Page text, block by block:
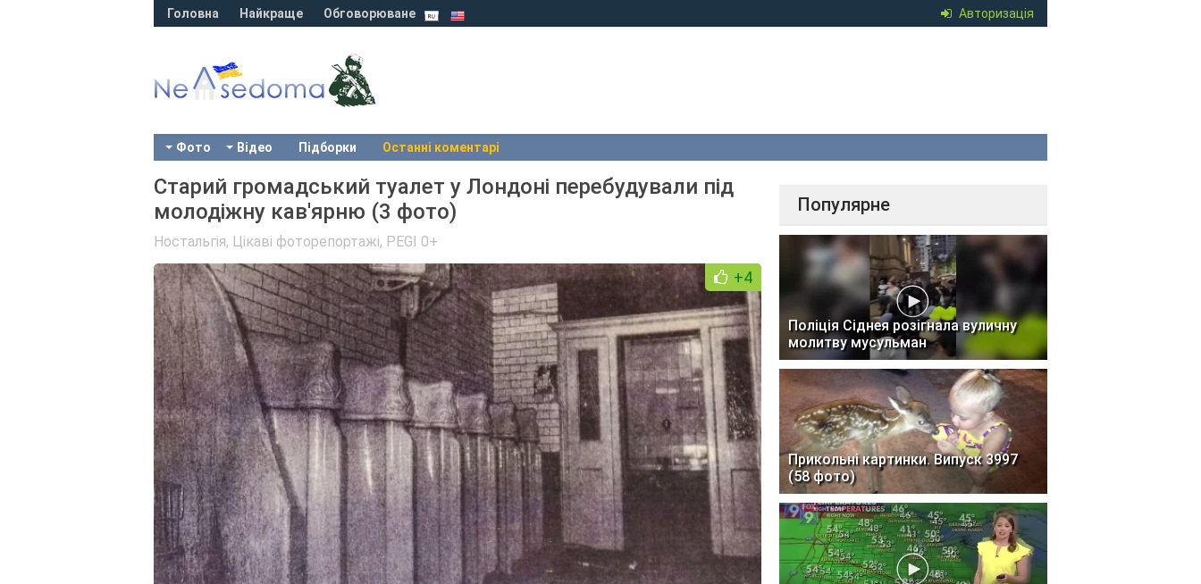
Авторизація
Головна Найкраще Обговорюване
Фото Відео Підборки Останні коментарі
Старий громадський туалет у Лондоні перебудували під
молодіжну кав'ярню (3 фото)
Ностальгія, Цікаві фоторепортажі, PEGI 0+
+4
Популярне
Поліція Сіднея розігнала вуличну
молитву мусульман
Прикольні картинки. Випуск 3997
(58 фото)